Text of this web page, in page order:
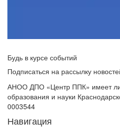
Будь в курсе событий
Подписаться на рассылку
АНОО ДПО «Центр ППК» имеет
образования и науки
0003544
Навигация